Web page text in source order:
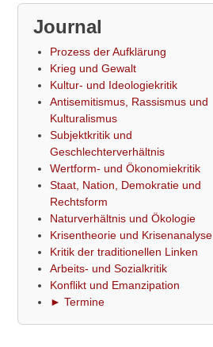
Journal
Prozess der Aufklärung
Krieg und Gewalt
Kultur- und Ideologiekritik
Antisemitismus, Rassismus und
Kulturalismus
Subjektkritik und
Geschlechterverhältnis
Wertform- und Ökonomiekritik
Staat, Nation, Demokratie und
Rechtsform
Naturverhältnis und Ökologie
Krisentheorie und Krisenanalyse
Kritik der traditionellen Linken
Arbeits- und Sozialkritik
Konflikt und Emanzipation
► Termine